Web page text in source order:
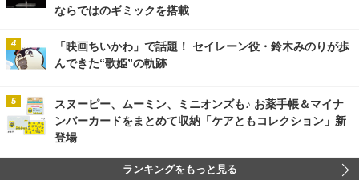
ならではのギミックを搭載
「映画ちいかわ」で話題！ セイレーン役・鈴木みのりが歩
んできた“歌姫”の軌跡
スヌーピー、ムーミン、ミニオンズも♪ お薬手帳＆マイナ
ンバーカードをまとめて収納「ケアともコレクション」新
登場
ランキングをもっと見る